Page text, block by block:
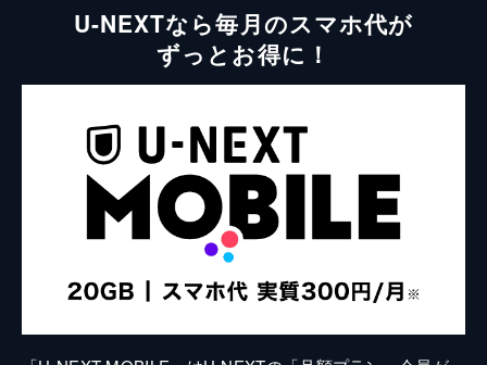
U-NEXTなら毎月のスマホ代が
ずっとお得に！